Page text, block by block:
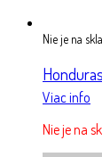
Nie je na
Viac info
Nie je na